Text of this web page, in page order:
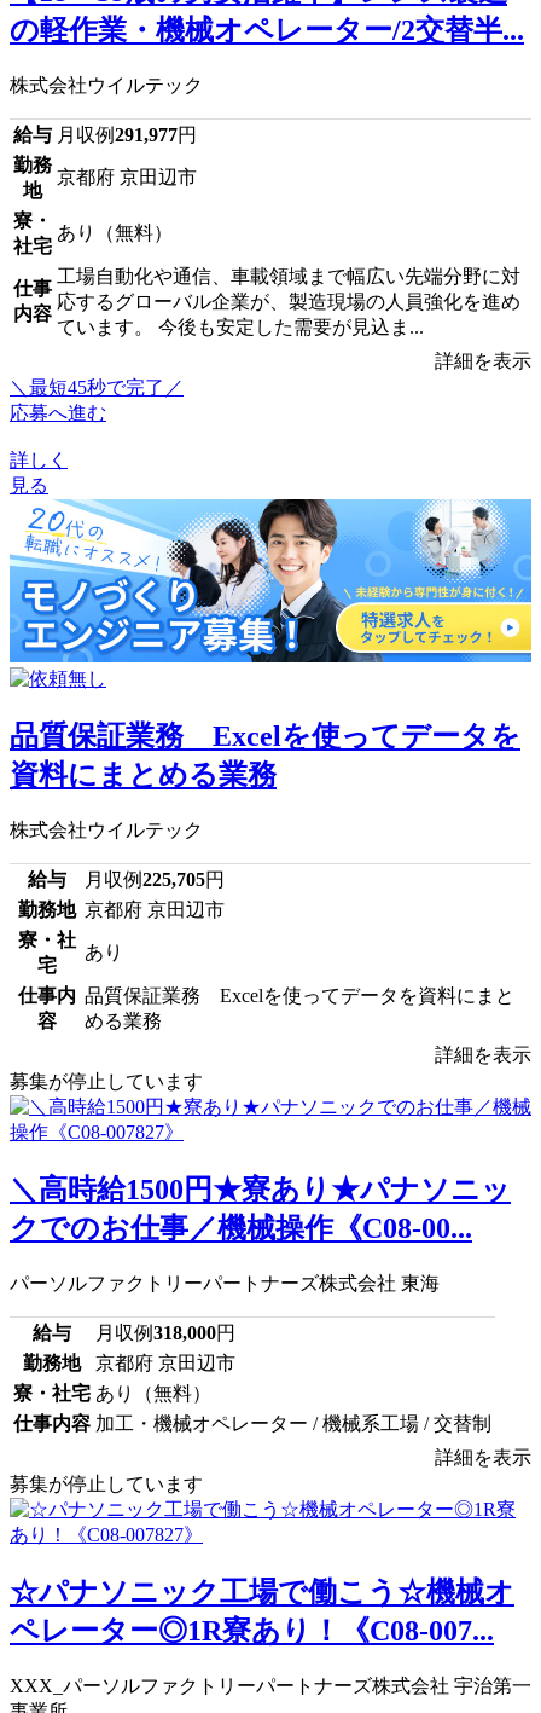
の軽作業・機械オペレーター/2交替半...
株式会社ウイルテック
給与 月収例291,977円
勤務
地
京都府 京田辺市
寮・
社宅
あり（無料）
仕事
内容
工場自動化や通信、車載領域まで幅広い先端分野に対
応するグローバル企業が、製造現場の人員強化を進め
ています。 今後も安定した需要が見込ま...
詳細を表示
＼最短45秒で完了／
応募へ進む
詳しく
見る
品質保証業務 Excelを使ってデータを
資料にまとめる業務
株式会社ウイルテック
給与 月収例225,705円
勤務地 京都府 京田辺市
寮・社
宅
あり
仕事内
容
品質保証業務 Excelを使ってデータを資料にまと
める業務
詳細を表示
募集が停止しています
＼高時給1500円★寮あり★パナソニッ
クでのお仕事／機械操作《C08-00...
パーソルファクトリーパートナーズ株式会社 東海
給与 月収例318,000円
勤務地
京都府 京田辺市
寮・社宅 あり（無料）
仕事内容 加工・機械オペレーター / 機械系工場 / 交替制
詳細を表示
募集が停止しています
☆パナソニック工場で働こう☆機械オ
ペレーター◎1R寮あり！《C08-007...
XXX_パーソルファクトリーパートナーズ株式会社 宇治第一